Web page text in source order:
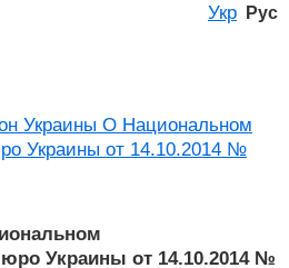
Укр Рус
Украины О Национальном
Украины от 14.10.2014 №
Украины от 14.10.2014 №